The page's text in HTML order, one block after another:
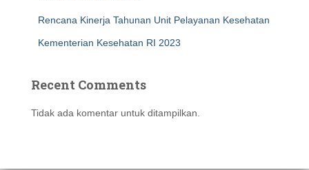
Rencana Kinerja Tahunan Unit Pelayanan Kesehatan
Kementerian Kesehatan RI 2023
Recent Comments
Tidak ada komentar untuk ditampilkan.